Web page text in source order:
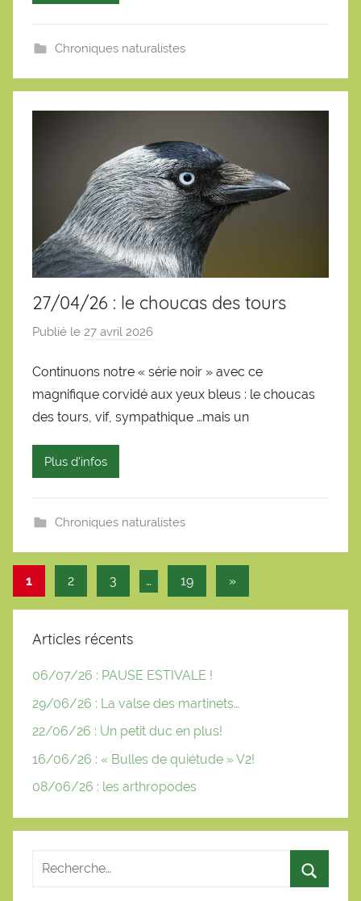
i
n
Chroniques naturalistes
27/04/26 : le choucas des tours
Publié le 27 avril 2026
r
S
é
i
Continuons notre « série noir » avec ce
magnifique corvidé aux yeux bleus : le choucas
des tours, vif, sympathique …mais un
Plus d'infos
Chroniques naturalistes
Pagination
des
publications
1 2 3 … 19
Articles
»
Articles récents
06/07/26 : PAUSE ESTIVALE !
29/06/26 : La valse des martinets…
22/06/26 : Un petit duc en plus!
16/06/26 : « Bulles de quiétude » V2!
08/06/26 : les arthropodes